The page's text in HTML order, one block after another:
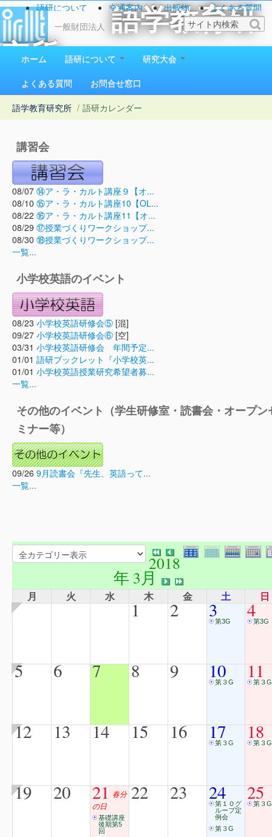
一般財団法人
語学教育研
究所
1923（大正12）年創立
語研について 交通案内 出版物
よくある質問
お問い合わせ
ホーム 語研について
研究大会
よくある質問
お問合せ窓口
語学教育研究所 / 語研カレンダー
講習会
08/07 ⑭ア・ラ・カルト講座９【オ...
08/10 ⑮ア・ラ・カルト講座10【OL...
08/22 ⑯ア・ラ・カルト講座11【オ...
08/29 ⑰授業づくりワークショップ...
08/30 ⑱授業づくりワークショップ...
一覧...
小学校英語のイベント
08/23 小学校英語研修会⑤ [混]
09/27 小学校英語研修会⑥ [空]
03/31 小学校英語研修会 年間予定...
01/01 語研ブックレット『小学校英...
01/01 小学校英語授業研究希望者募...
一覧...
その他のイベント（学生研修室・読書会・オープン
ミナー等）
09/26 9月読書会『先生、英語って...
一覧...
2018
年 3月
月 火 水 木 金 土 日
1 2 3第3G 4第3G
5 6 7 8 9 10
第３G 11
第３G
12 13 14 15 16 17
第３G 18
第３G
19 20 21 春分
の日
基礎講座
後期第5
回
22 23 24
第１０グ
ループ定
例会
第３G
25
第３G